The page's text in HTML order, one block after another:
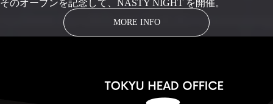
そのオープンを記念して、NASTY NIGHT を開催。
MORE INFO